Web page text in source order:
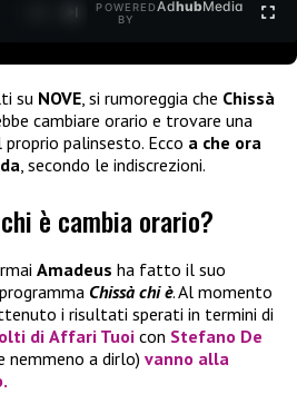
POWERED
BY
AdhubMedia
su NOVE , si rumoreggia che Chissà
cambiare orario e trovare una
proprio palinsesto. Ecco a che ora
, secondo le indiscrezioni.
è cambia orario?
Amadeus ha fatto il suo
Chissà chi è. Al momento
i risultati sperati in termini di
di Affari Tuoi con Stefano De
nemmeno a dirlo) vanno alla